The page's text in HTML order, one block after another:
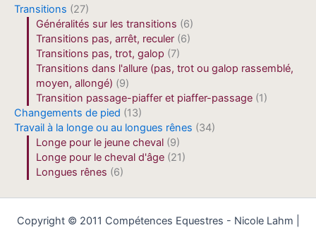
Transitions (27)
Généralités sur les transitions (6)
Transitions pas, arrêt, reculer (6)
Transitions pas, trot, galop (7)
Transitions dans l'allure (pas, trot ou galop rassemblé,
moyen, allongé) (9)
Transition passage-piaffer et piaffer-passage (1)
Changements de pied (13)
Travail à la longe ou au longues rênes (34)
Longe pour le jeune cheval (9)
Longe pour le cheval d'âge (21)
Longues rênes (6)
Copyright © 2011 Compétences Equestres - Nicole Lahm |